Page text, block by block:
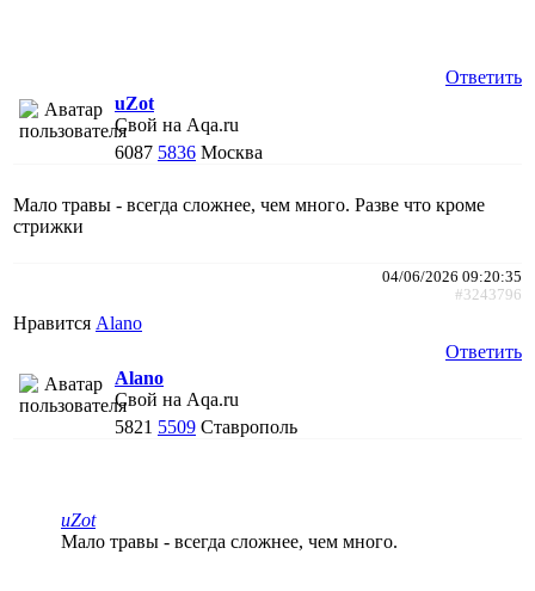
Ответить
uZot
Свой на Aqa.ru
6087 5836 Москва
Мало травы - всегда сложнее, чем много. Разве что кроме
стрижки
04/06/2026 09:20:35
#3243796
Нравится Alano
Ответить
Alano
Свой на Aqa.ru
5821 5509 Ставрополь
uZot
Мало травы - всегда сложнее, чем много.